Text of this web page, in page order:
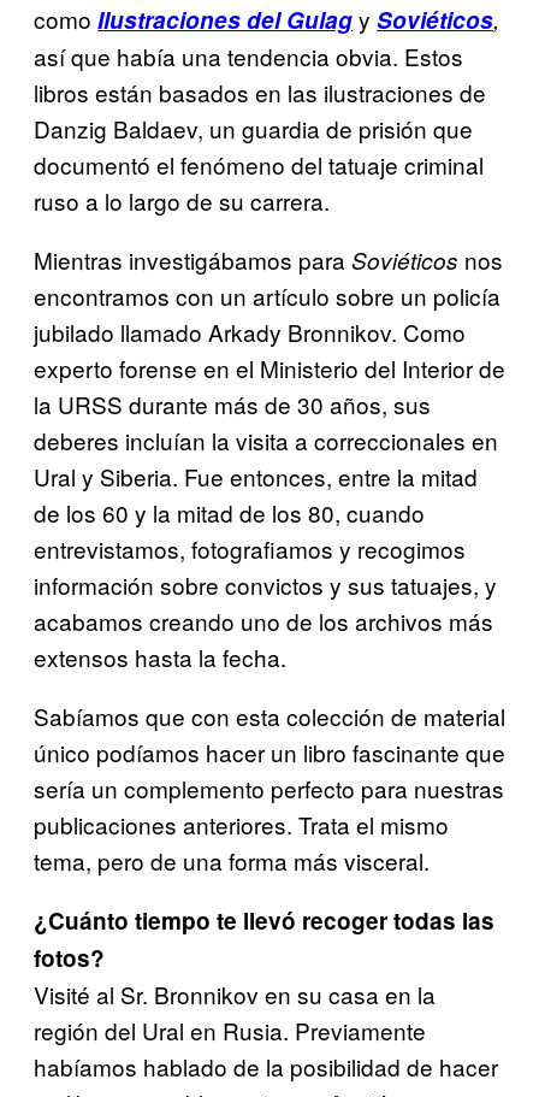
como Ilustraciones del Gulagy Soviéticos,
así que había una tendencia obvia. Estos
libros están basados en las ilustraciones de
Danzig Baldaev, un guardia de prisión que
documentó el fenómeno del tatuaje criminal
ruso a lo largo de su carrera.
Mientras investigábamos para Soviéticos nos
encontramos con un artículo sobre un policía
jubilado llamado Arkady Bronnikov. Como
experto forense en el Ministerio del Interior de
la URSS durante más de 30 años, sus
deberes incluían la visita a correccionales en
Ural y Siberia. Fue entonces, entre la mitad
de los 60 y la mitad de los 80, cuando
entrevistamos, fotografiamos y recogimos
información sobre convictos y sus tatuajes, y
acabamos creando uno de los archivos más
extensos hasta la fecha.
Sabíamos que con esta colección de material
único podíamos hacer un libro fascinante que
sería un complemento perfecto para nuestras
publicaciones anteriores. Trata el mismo
tema, pero de una forma más visceral.
¿Cuánto tiempo te llevó recoger todas las
fotos?
Visité al Sr. Bronnikov en su casa en la
región del Ural en Rusia. Previamente
habíamos hablado de la posibilidad de hacer